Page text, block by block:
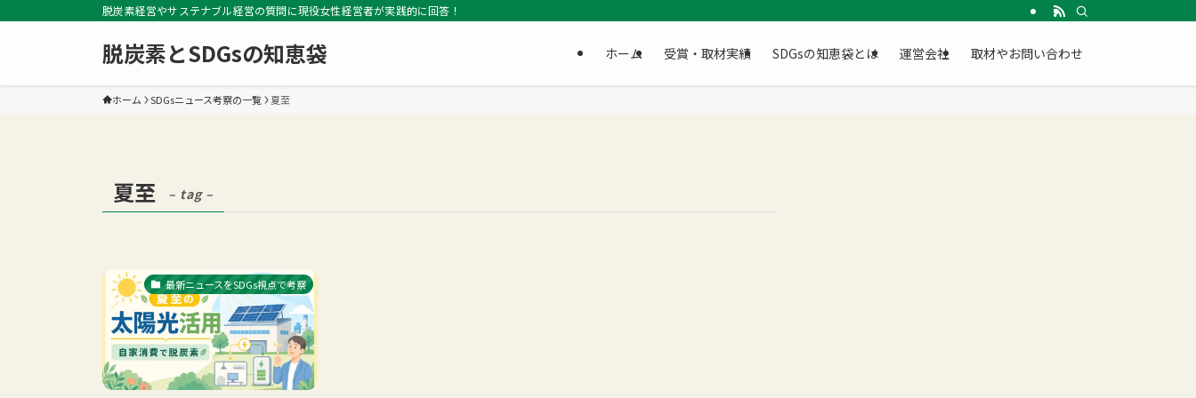
脱炭素経営やサステナブル経営の質問に現役女性経営者が実践的に回答！
脱炭素とSDGsの知恵袋 ホーム 受賞・取材実績 SDGsの知恵袋とは 運営会社 取材やお問い合わせ
ホーム SDGsニュース考察の一覧 夏至
夏至 – tag –
最新ニュースをSDGs視点で考察